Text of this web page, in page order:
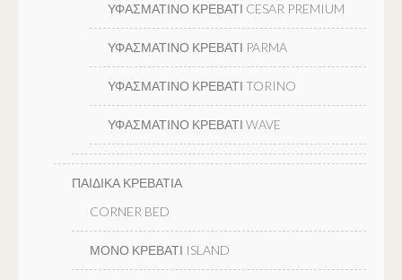
ΥΦΑΣΜΑΤΙΝΟ ΚΡΕΒΑΤΙ CESAR PREMIUM
ΥΦΑΣΜΑΤΙΝΟ ΚΡΕΒΑΤΙ PARMA
ΥΦΑΣΜΑΤΙΝΟ ΚΡΕΒΑΤΙ TORINO
ΥΦΑΣΜΑΤΙΝΟ ΚΡΕΒΑΤΙ WAVE
ΠΑΙΔΙΚΑ ΚΡΕΒΑΤΙΑ
CORNER BED
ΜΟΝΟ ΚΡΕΒΑΤΙ ISLAND